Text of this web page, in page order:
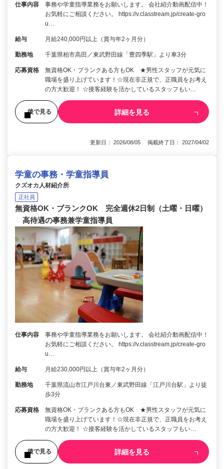
仕事内容
事務や学童指導業務をお願いします。 会社紹介動画配信中！
お気軽にご相談ください。 https://v.classtream.jp/create-gro
u…
給与 月給240,000円以上（賞与年2ヶ月分）
勤務地 千葉県柏市高田／東武野田線「豊四季駅」より車3分
応募資格
無資格OK・ブランクある方もOK ★男性スタッフが元気に
職場を盛り上げています！☆現在非正規で、正職員をお考え
の方大歓迎！ ☆接客経験を活かしているスタッフもい…
後で見る 詳細を見る
更新日： 2026/08/05 掲載終了日： 2027/04/02
学童の事務・学童指導員
クズオカ人材紹介所
正社員
無資格OK・ブランクOK 完全週休2日制（土曜・日曜）
高待遇の事務兼学童指導員
仕事内容
事務や学童指導業務をお願いします。 会社紹介動画配信中！
お気軽にご相談ください。 https://v.classtream.jp/create-gro
u…
給与 月給230,000円以上（賞与年2ヶ月分）
勤務地
千葉県流山市江戸川台東／東武野田線「江戸川台駅」より徒
歩3分
応募資格
無資格OK・ブランクある方もOK ★男性スタッフが元気に
職場を盛り上げています！☆現在非正規で、正職員をお考え
の方大歓迎！ ☆接客経験を活かしているスタッフもい…
後で見る 詳細を見る